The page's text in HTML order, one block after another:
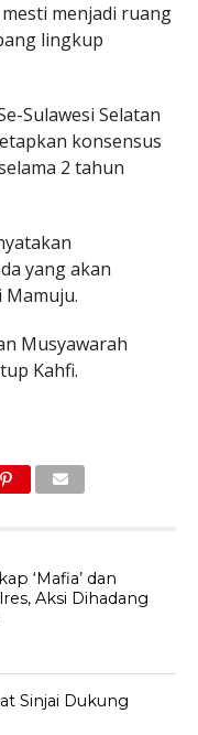
menjadi ruang
lingkup
Sulawesi Selatan
konsensus
2 tahun
yang akan
Mamuju.
Musyawarah
Kahfi.
‘Mafia’ dan
Aksi Dihadang
Sinjai Dukung